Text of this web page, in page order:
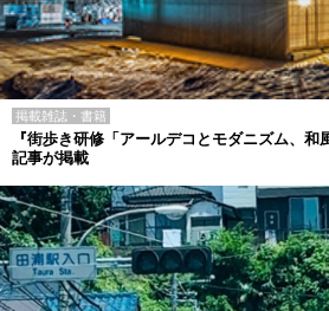
掲載雑誌・書籍
『街歩き研修「アールデコとモダニズム、和
記事が掲載